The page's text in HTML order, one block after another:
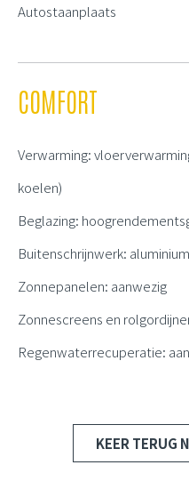
Autostaanplaats
COMFORT
Verwarming:
koelen)
Beglazing:
Buitenschrijnwerk: aluminium
Zonnepanelen: aanwezig
Zonnescreens en
Regenwaterrecuperatie:
KEER TERUG